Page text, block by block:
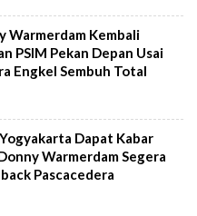
Warmerdam Kembali
PSIM Pekan Depan Usai
Engkel Sembuh Total
Dapat Kabar
Warmerdam Segera
Pascacedera